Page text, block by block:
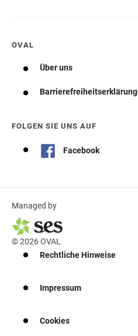
OVAL
Über uns
Barrierefreiheitserklärung
FOLGEN SIE UNS AUF
Facebook
Managed by
© 2026 OVAL
Rechtliche Hinweise
Impressum
Cookies